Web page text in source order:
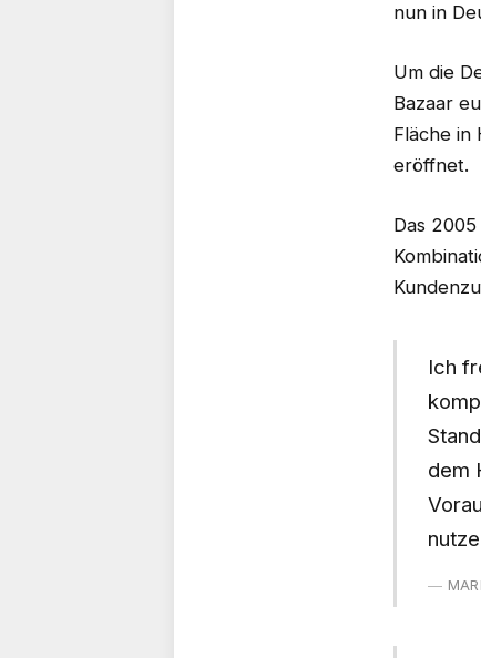
nun in
Um die
Bazaar
Fläche in
eröffnet.
Das
Ich
dem